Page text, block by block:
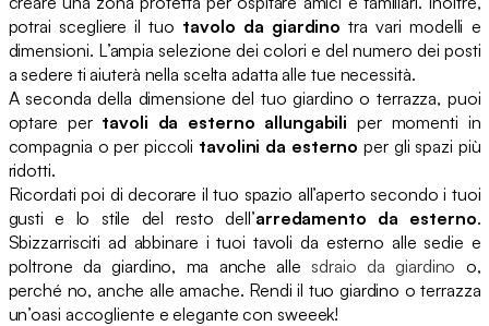
potrai scegliere il tuo tavolo da giardino tra vari modelli e
dimensioni. L’ampia selezione dei colori e del numero dei posti
a sedere ti aiuterà nella scelta adatta alle tue necessità.
A seconda della dimensione del tuo giardino o terrazza, puoi
optare per tavoli da esterno allungabili per momenti in
compagnia o per piccoli tavolini da esterno per gli spazi più
ridotti.
Ricordati poi di decorare il tuo spazio all’aperto secondo i tuoi
gusti e lo stile del resto dell’arredamento da esterno.
Sbizzarrisciti ad abbinare i tuoi tavoli da esterno alle sedie e
poltrone da giardino, ma anche alle sdraio da giardino o,
perché no, anche alle amache. Rendi il tuo giardino o terrazza
un’oasi accogliente e elegante con sweeek!